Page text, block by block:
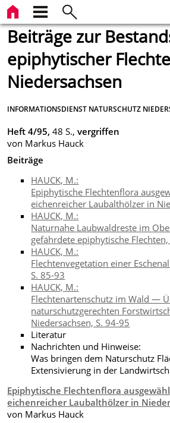
Beiträge zur
epiphytischer
Niedersachsen
INFORMATIONSDIENST NATURSCHUTZ
Heft 4/95, 48 S.,vergriffen
von Markus Hauck
Beiträge
HAUCK, M.:
Epiphytische Flechtenflora
eichenreicher Laubalthölzer in
HAUCK, M.:
Naturnahe Laubwaldreste im
gefährdete epiphytische
HAUCK, M.:
Flechtenvegetation einer
S. 85-93
HAUCK, M.:
Flechtenartenschutz im Wald —
naturschutzgerechten
Niedersachsen, S. 94-95
Literatur
Nachrichten und Hinweise:
Was bringen dem Naturschutz
Extensivierung in der
Epiphytische Flechtenflora
eichenreicher Laubalthölzer in
von Markus Hauck